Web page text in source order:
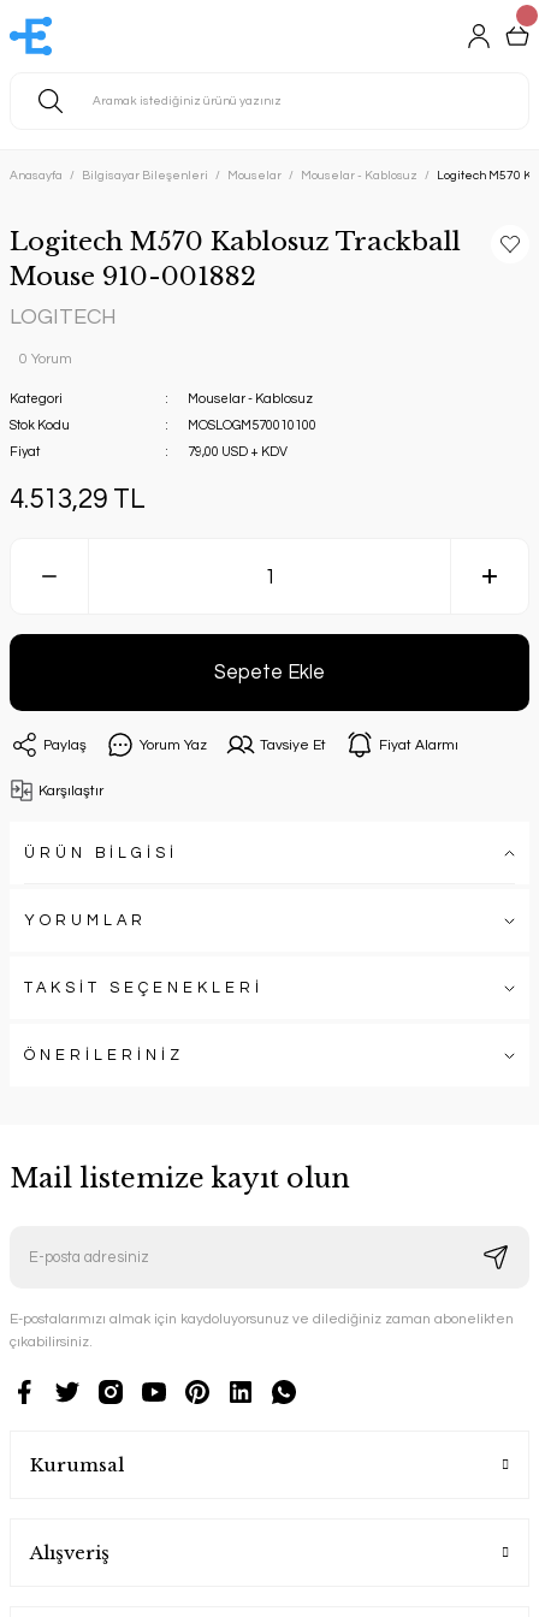
Anasayfa Bilgisayar Bileşenleri Mouselar Mouselar - Kablosuz Logitech M570
Logitech M570 Kablosuz Trackball
Mouse 910-001882
LOGITECH
0 Yorum
Kategori
Mouselar - Kablosuz
Stok Kodu
MOSLOGM570010100
Fiyat
79,00 USD + KDV
4.513,29 TL
Sepete Ekle
Paylaş Yorum Yaz Tavsiye Et Fiyat Alarmı
Karşılaştır
ÜRÜN BİLGİSİ
YORUMLAR
TAKSİT SEÇENEKLERİ
ÖNERİLERİNİZ
Mail listemize kayıt olun
E-postalarımızı almak için kaydoluyorsunuz ve dilediğiniz zaman abonelikten
çıkabilirsiniz.
Kurumsal
Alışveriş